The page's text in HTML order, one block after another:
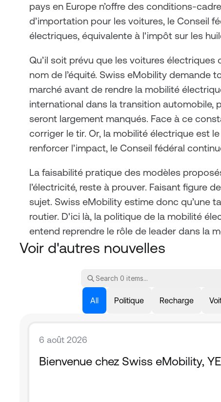
pays en Europe n’offre des conditions-
d’importation pour les voitures, le Conseil
électriques, équivalente à l'impôt sur les
Qu’il soit prévu que les voitures
nom de l’équité. Swiss eMobility
marché avant de rendre la mobilité
international dans la transition automobile,
seront largement manqués. Face à ce
corriger le tir. Or, la mobilité électrique est
renforcer l’impact, le Conseil fédéral
La faisabilité pratique des modèles
l’électricité, reste à prouver. Faisant figure
sujet. Swiss eMobility estime donc qu’une
routier. D'ici là, la politique de la mobilité
entend reprendre le rôle de leader dans la
Voir d'autres nouvelles
All Politique Recharge
6 août 2026
Bienvenue chez Swiss eMobility,